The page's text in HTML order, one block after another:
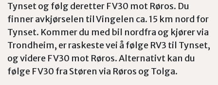
Tynset og følg deretter FV30 mot Røros. Du
finner avkjørselen til Vingelen ca. 15 km nord for
Tynset. Kommer du med bil nordfra og kjører via
Trondheim, er raskeste vei å følge RV3 til Tynset,
og videre FV30 mot Røros. Alternativt kan du
følge FV30 fra Støren via Røros og Tolga.